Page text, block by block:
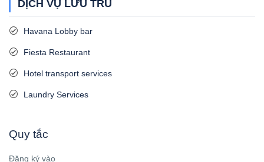
DỊCH VỤ LƯU TRÚ
Havana Lobby bar
Fiesta Restaurant
Hotel transport services
Laundry Services
Quy tắc
Đăng ký vào